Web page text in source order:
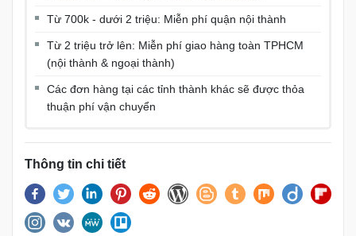
Từ 700k - dưới 2 triệu: Miễn phí quận nội thành
Từ 2 triệu trở lên: Miễn phí giao hàng toàn TPHCM
(nội thành & ngoại thành)
Các đơn hàng tại các tỉnh thành khác sẽ được thỏa
thuận phí vận chuyển
Thông tin chi tiết